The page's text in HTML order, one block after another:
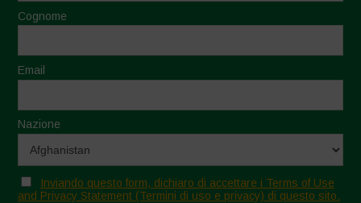
Cognome
Email
Nazione
Inviando questo form, dichiaro di accettare i Terms of Use
and Privacy Statement (Termini di uso e privacy) di questo sito.